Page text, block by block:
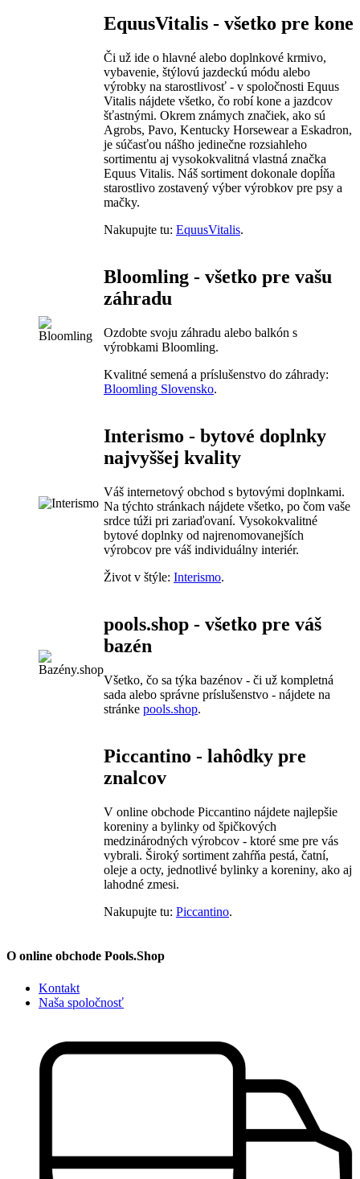
EquusVitalis - všetko pre kone
Či už ide o hlavné alebo doplnkové krmivo,
vybavenie, štýlovú jazdeckú módu alebo
výrobky na starostlivosť - v spoločnosti Equus
Vitalis nájdete všetko, čo robí kone a jazdcov
šťastnými. Okrem známych značiek, ako sú
Agrobs, Pavo, Kentucky Horsewear a Eskadron,
je súčasťou nášho jedinečne rozsiahleho
sortimentu aj vysokokvalitná vlastná značka
Equus Vitalis. Náš sortiment dokonale dopĺňa
starostlivo zostavený výber výrobkov pre psy a
mačky.
Nakupujte tu: EquusVitalis.
Bloomling - všetko pre vašu
záhradu
Ozdobte svoju záhradu alebo balkón s
výrobkami Bloomling.
Kvalitné semená a príslušenstvo do záhrady:
Bloomling Slovensko.
Interismo - bytové doplnky
najvyššej kvality
Váš internetový obchod s bytovými doplnkami.
Na týchto stránkach nájdete všetko, po čom vaše
srdce túži pri zariaďovaní. Vysokokvalitné
bytové doplnky od najrenomovanejších
výrobcov pre váš individuálny interiér.
Život v štýle: Interismo.
pools.shop - všetko pre váš
bazén
Všetko, čo sa týka bazénov - či už kompletná
sada alebo správne príslušenstvo - nájdete na
stránke pools.shop.
Piccantino - lahôdky pre
znalcov
V online obchode Piccantino nájdete najlepšie
koreniny a bylinky od špičkových
medzinárodných výrobcov - ktoré sme pre vás
vybrali. Široký sortiment zahŕňa pestá, čatní,
oleje a octy, jednotlivé bylinky a koreniny, ako aj
lahodné zmesi.
Nakupujte tu: Piccantino.
O online obchode Pools.Shop
Kontakt
Naša spoločnosť